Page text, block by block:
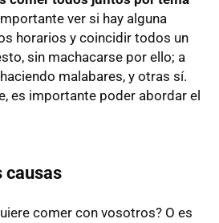
ver si hay alguna
horarios y coincidir todos un
sin machacarse por ello; a
malabares, y otras sí.
es importante poder abordar el
causas
comer con vosotros? O es